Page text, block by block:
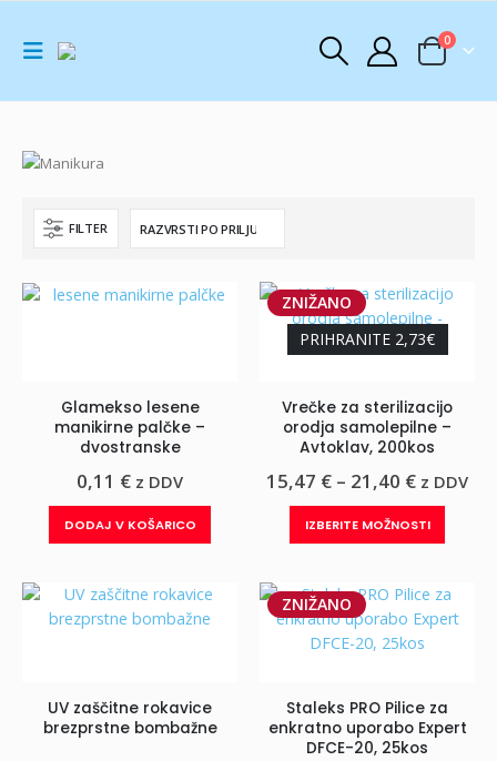
0
FILTER
Glamekso lesene
manikirne palčke –
dvostranske
0,11 € z DDV
DODAJ V KOŠARICO
ZNIŽANO
PRIHRANITE 2,73€
Vrečke za sterilizacijo
orodja samolepilne –
Avtoklav, 200kos
15,47 € – 21,40 €Cenovni
razpon:
od
15,47 €
do
z DDV
IZBERITE MOŽNOSTI
izdelek
več
različic.
na
strani
UV zaščitne rokavice
brezprstne bombažne
ZNIŽANO
Staleks PRO Pilice za
enkratno uporabo Expert
DFCE-20, 25kos